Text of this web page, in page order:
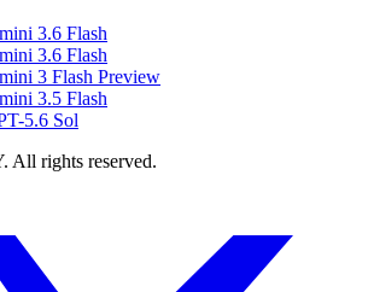
3.6 Flash
3.6 Flash
3 Flash Preview
3.5 Flash
5.6 Sol
rights reserved.